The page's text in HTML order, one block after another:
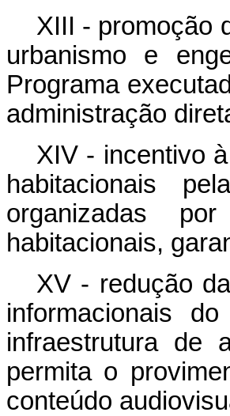
XIII - promoção
urbanismo e
Programa
administração
XIV - incentivo
habitacionais
organizadas
habitacionais,
XV - redução
informacionais
infraestrutura de
permita o
conteúdo